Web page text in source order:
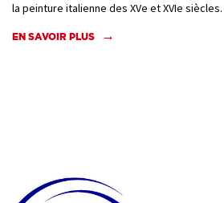
la peinture italienne des XVe et XVIe siècles.
EN SAVOIR PLUS